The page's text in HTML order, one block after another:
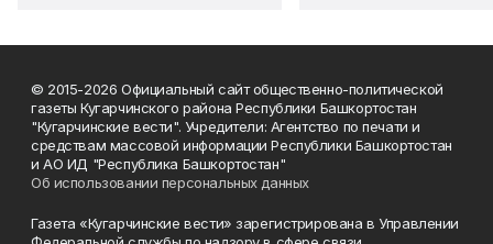
© 2015-2026 Официальный сайт общественно-политической
газеты Кугарчинского района Республики Башкортостан
"Кугарчинские вести". Учредители: Агентство по печати и
средствам массовой информации Республики Башкортостан
и АО ИД "Республика Башкортостан"
Об использовании персональных данных
Газета «Кугарчинские вести» зарегистрирована в Управлении